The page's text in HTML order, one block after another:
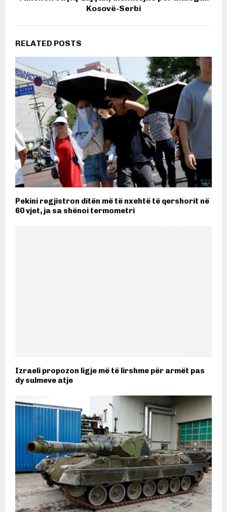
Kosovë-Serbi
RELATED POSTS
Pekini regjistron ditën më të nxehtë të qershorit në
60 vjet, ja sa shënoi termometri
Izraeli propozon ligje më të lirshme për armët pas
dy sulmeve atje